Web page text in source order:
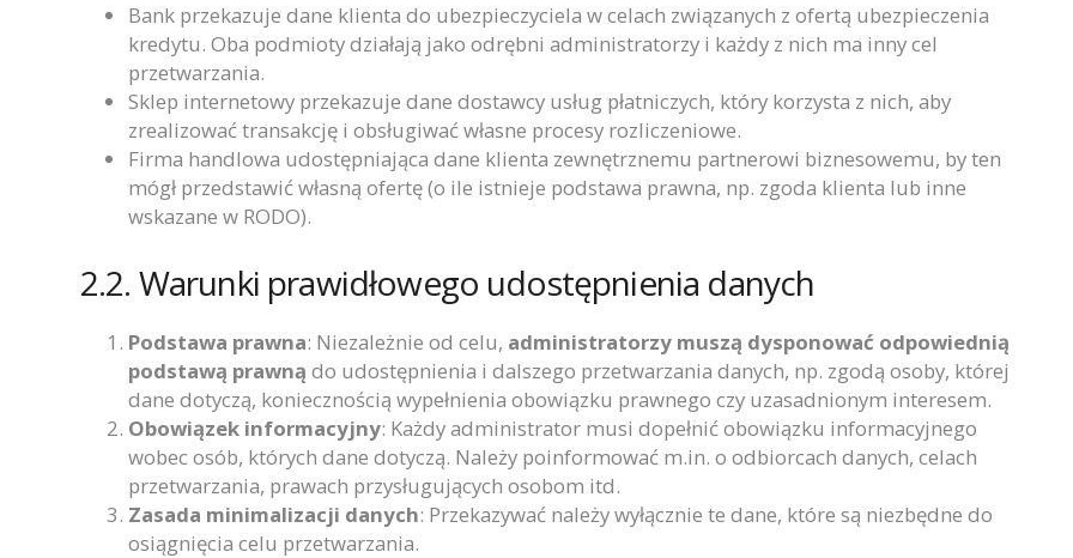
Bank przekazuje dane klienta do ubezpieczyciela w celach związanych z ofertą ubezpieczenia
kredytu. Oba podmioty działają jako odrębni administratorzy i każdy z nich ma inny cel
przetwarzania.
Sklep internetowy przekazuje dane dostawcy usług płatniczych, który korzysta z nich, aby
zrealizować transakcję i obsługiwać własne procesy rozliczeniowe.
Firma handlowa udostępniająca dane klienta zewnętrznemu partnerowi biznesowemu, by ten
mógł przedstawić własną ofertę (o ile istnieje podstawa prawna, np. zgoda klienta lub inne
wskazane w RODO).
2.2. Warunki prawidłowego udostępnienia danych
Podstawa prawna: Niezależnie od celu, administratorzy muszą dysponować odpowiednią
podstawą prawną do udostępnienia i dalszego przetwarzania danych, np. zgodą osoby, której
dane dotyczą, koniecznością wypełnienia obowiązku prawnego czy uzasadnionym interesem.
Obowiązek informacyjny: Każdy administrator musi dopełnić obowiązku informacyjnego
wobec osób, których dane dotyczą. Należy poinformować m.in. o odbiorcach danych, celach
przetwarzania, prawach przysługujących osobom itd.
Zasada minimalizacji danych: Przekazywać należy wyłącznie te dane, które są niezbędne do
osiągnięcia celu przetwarzania.